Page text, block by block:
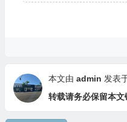
本文由 admin 发表
转载请务必保留本文